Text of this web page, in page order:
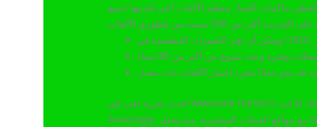
تُغطي ماكينات القمار معظم الألعاب التي تُقدمها جميع
أحدث تجربة لعب في Awesome Harbors قوية، مبنية على ميزات عالية الجودة ونسبة عائد للاعب (RTP) مذهلة. أفضل باقة جديدة هي Seers
Amazingly، بنسبة عائد للاعب هائلة تبلغ 97.63%، مع رموز بديلة متزايدة ودورات مجانية. المنصة متوافقة تمامًا مع مواقع العملات المشفرة، مما يجعل